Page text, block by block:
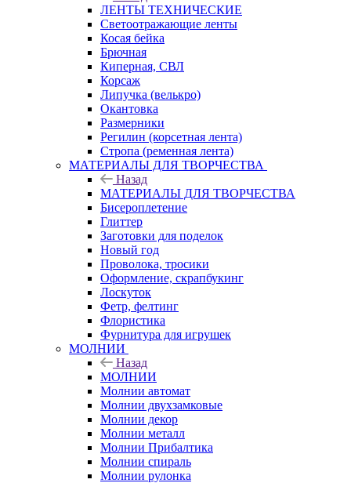
ЛЕНТЫ ТЕХНИЧЕСКИЕ
Светоотражающие ленты
Косая бейка
Брючная
Киперная, СВЛ
Корсаж
Липучка (велькро)
Окантовка
Размерники
Регилин (корсетная лента)
Стропа (ременная лента)
МАТЕРИАЛЫ ДЛЯ ТВОРЧЕСТВА
Назад
МАТЕРИАЛЫ ДЛЯ ТВОРЧЕСТВА
Бисероплетение
Глиттер
Заготовки для поделок
Новый год
Проволока, тросики
Оформление, скрапбукинг
Лоскуток
Фетр, фелтинг
Флористика
Фурнитура для игрушек
МОЛНИИ
Назад
МОЛНИИ
Молнии автомат
Молнии двухзамковые
Молнии декор
Молнии металл
Молнии Прибалтика
Молнии спираль
Молнии рулонка